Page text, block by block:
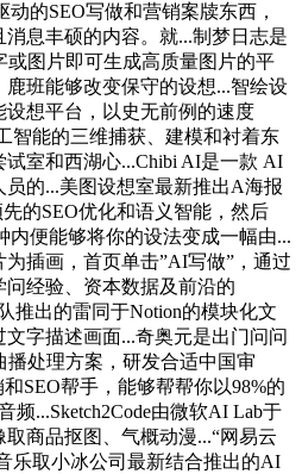
的SEO写做和营销案牍东西，
息丰硕的内容。就...制梦日志是
图片即可生成高质量图片的平
班能够改变保守的设想...智绘设
想平台，以史无前例的速度
智能的三维捕获、建模和衬着东
室和西湖心...Chibi AI是一款 AI
的...美图设想室最新推出A海报
的SEO优化和语义智能，然后
内便能够将你的设法变成一幅由...
插画，首页单击”AI写做”，通过
经验、资本数据及前沿的
推出的雷同于Notion的模块化文
字描述画面...奇奥元是出门问问
处理方案，研发合适中国审
SEO帮手，能够帮帮你以98%的
频...Sketch2Code由微软AI Lab于
商品抠图、气概动漫...“网易云
乐取小冰公司最新结合推出的AI